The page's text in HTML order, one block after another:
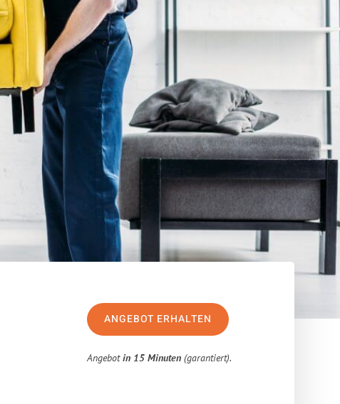
ANGEBOT ERHALTEN
Angebotin 15 Minuten (garantiert).